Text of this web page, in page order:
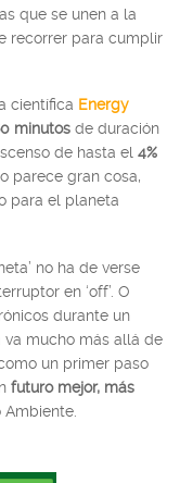
que se unen a la
recorrer para cumplir
científica Energy
minutos de duración
de hasta el 4%
parece gran cosa,
para el planeta
no ha de verse
en ‘off’. O
durante un
mucho más allá de
un primer paso
futuro mejor, más